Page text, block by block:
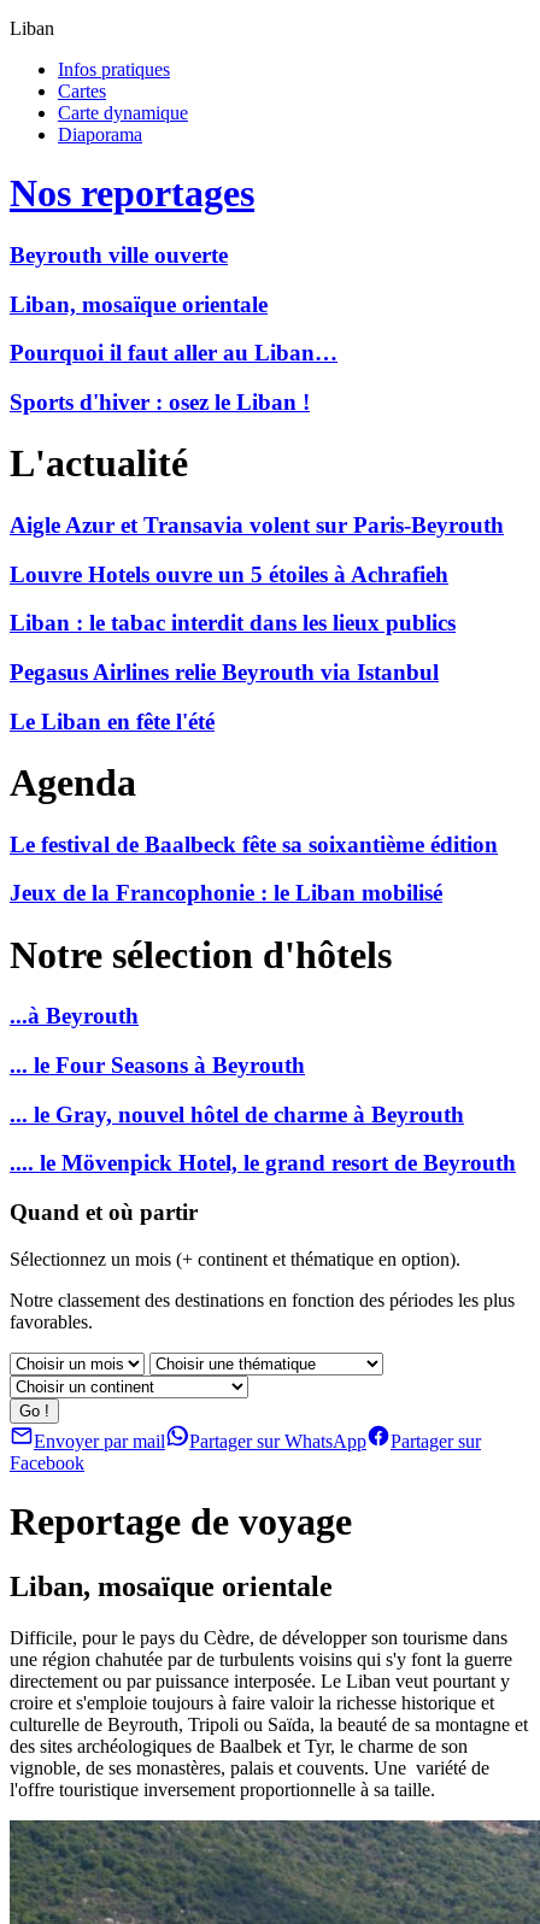
Liban
Infos pratiques
Cartes
Carte dynamique
Diaporama
Nos reportages
Beyrouth ville ouverte
Liban, mosaïque orientale
Pourquoi il faut aller au Liban…
Sports d'hiver : osez le Liban !
L'actualité
Aigle Azur et Transavia volent sur Paris-Beyrouth
Louvre Hotels ouvre un 5 étoiles à Achrafieh
Liban : le tabac interdit dans les lieux publics
Pegasus Airlines relie Beyrouth via Istanbul
Le Liban en fête l'été
Agenda
Le festival de Baalbeck fête sa soixantième édition
Jeux de la Francophonie : le Liban mobilisé
Notre sélection d'hôtels
...à Beyrouth
... le Four Seasons à Beyrouth
... le Gray, nouvel hôtel de charme à Beyrouth
.... le Mövenpick Hotel, le grand resort de Beyrouth
Quand et où partir
Sélectionnez un mois (+ continent et thématique en option).
Notre classement des destinations en fonction des périodes les plus
favorables.
Envoyer par mail Partager sur WhatsApp
Partager sur
Facebook
Reportage de voyage
Liban, mosaïque orientale
Difficile, pour le pays du Cèdre, de développer son tourisme dans
une région chahutée par de turbulents voisins qui s'y font la guerre
directement ou par puissance interposée. Le Liban veut pourtant y
croire et s'emploie toujours à faire valoir la richesse historique et
culturelle de Beyrouth, Tripoli ou Saïda, la beauté de sa montagne et
des sites archéologiques de Baalbek et Tyr, le charme de son
vignoble, de ses monastères, palais et couvents. Une variété de
l'offre touristique inversement proportionnelle à sa taille.